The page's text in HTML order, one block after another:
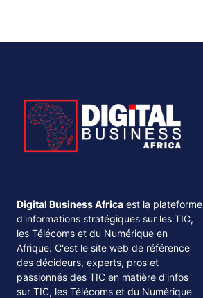
Digital Business Africa est la plateforme
d'informations stratégiques sur les TIC,
les Télécoms et du Numérique en
Afrique. C'est le site web de référence
des décideurs, experts, pros et
passionnés des TIC en matière d'infos
sur TIC, les Télécoms et du Numérique